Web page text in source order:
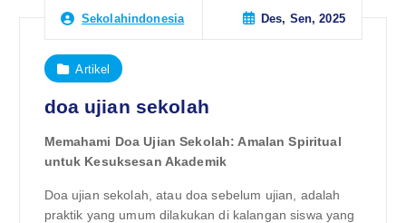
Sekolahindonesia Des, Sen, 2025
Artikel
doa ujian sekolah
Memahami Doa Ujian Sekolah: Amalan Spiritual
untuk Kesuksesan Akademik
Doa ujian sekolah, atau doa sebelum ujian, adalah
praktik yang umum dilakukan di kalangan siswa yang